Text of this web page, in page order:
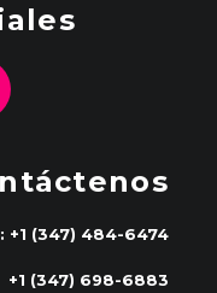
+1 (347) 484-6474
+1 (347) 698-6883